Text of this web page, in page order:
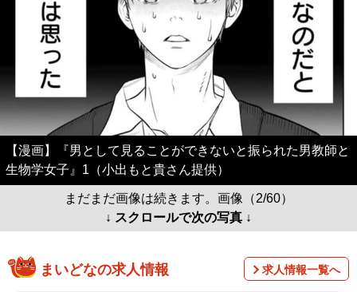
【漫画】『男として見ることができないと振られた男教師と
生物学女子』1（小出もと貴さん提供）
まだまだ画像は続きます。画像（2/60）
↓ スクロールで次の写真 ↓
まいどなの求人情報 求人情報一覧へ